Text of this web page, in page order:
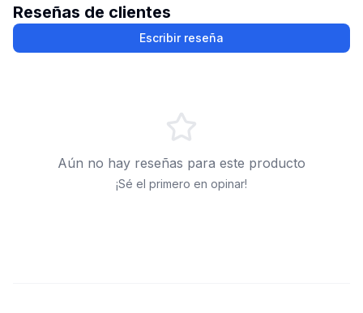
Reseñas de clientes
Escribir reseña
Aún no hay reseñas para este producto
¡Sé el primero en opinar!